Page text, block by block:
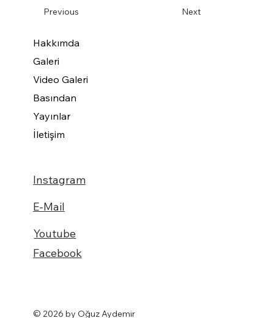
Previous Next
Hakkımda
Galeri
Video Galeri
Basından
Yayınlar
İletişim
Instagram
Facebook
Youtube
E-Mail
© 2026 by Oğuz Aydemir